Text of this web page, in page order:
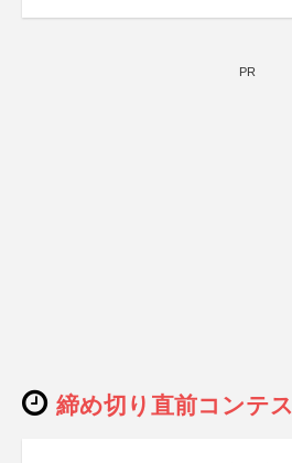
PR
締め切り直前コンテ